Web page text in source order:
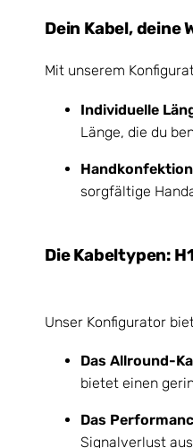
Dein Kabel, deine
Mit unserem
Individuelle
Länge, die du
sorgfältige
Die Kabeltypen:
Unser Konfigurator
Das Allround-
bietet einen
Das
Signalverlust